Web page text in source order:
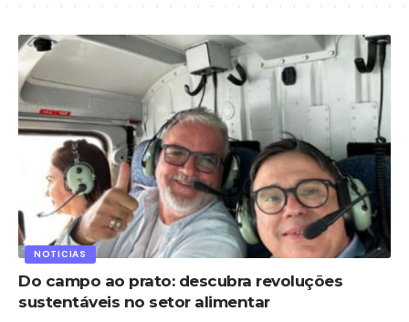
NOTICIAS
Do campo ao prato: descubra revoluções
sustentáveis no setor alimentar